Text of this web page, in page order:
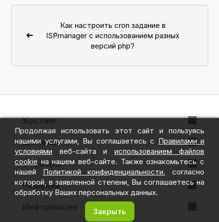
Как настроить cron задание в
ISPmanager c использованием разных
версий php?
Хостинг
VPS + ispmanager
VPS + Hestia
Облачное хранилище
Домены
Регистрация домена
Перенос домена
SSL сертификаты
CSR Генератор
Серверы
Готовые серверы
Дешёвые серверы
Решения
Public Cloud
Информация
Продолжая использовать этот сайт и пользуясь
нашими услугами, Вы соглашаетесь с Правилами и
условиями веб-сайта и использованием файлов
cookieна нашем веб-сайте. Также ознакомьтесь с
нашей Политикой конфиденциальности, согласно
которой, в заявленной степени, Вы соглашаетесь на
обработку Ваших персональных данных.
Закрыть